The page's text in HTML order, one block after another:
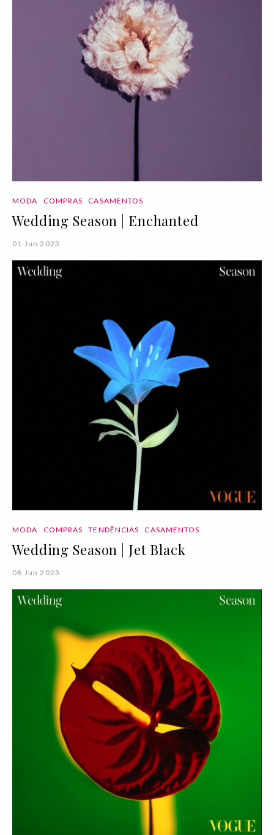
MODA COMPRAS CASAMENTOS
Wedding Season | Enchanted
01 Jun 2023
MODA COMPRAS TENDÊNCIAS CASAMENTOS
Wedding Season | Jet Black
08 Jun 2023